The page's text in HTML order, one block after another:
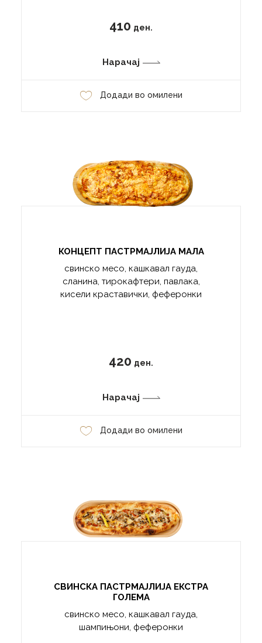
410 ден.
Нарачај
Додади во омилени
КОНЦЕПТ ПАСТРМАЈЛИЈА МАЛА
свинско месо, кашкавал гауда,
сланина, тирокафтери, павлака,
кисели краставички, феферонки
420 ден.
Нарачај
Додади во омилени
СВИНСКА ПАСТРМАЈЛИЈА ЕКСТРА
ГОЛЕМА
свинско месо, кашкавал гауда,
шампињони, феферонки